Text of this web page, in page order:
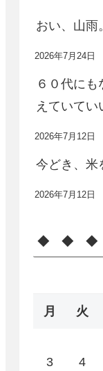
おい、山雨
2026年7月24日
６０代に
えていてい
2026年7月12日
今どき、米
2026年7月12日
◆ ◆ ◆
月 火
3
4